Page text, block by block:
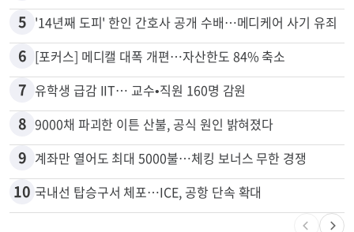
5 '14년째 도피' 한인 간호사 공개 수배…메디케어 사기 유죄
6 [포커스] 메디캘 대폭 개편…자산한도 84% 축소
7 유학생 급감 IIT… 교수•직원 160명 감원
8 9000채 파괴한 이튼 산불, 공식 원인 밝혀졌다
9 계좌만 열어도 최대 5000불…체킹 보너스 무한 경쟁
10 국내선 탑승구서 체포…ICE, 공항 단속 확대